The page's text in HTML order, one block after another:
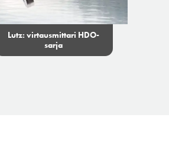
Lutz: virtausmittari HDO-
sarja